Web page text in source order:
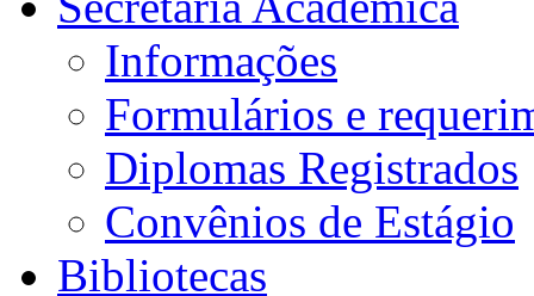
Informações
Formulários e
Diplomas Registrados
Convênios de Estágio
Bibliotecas